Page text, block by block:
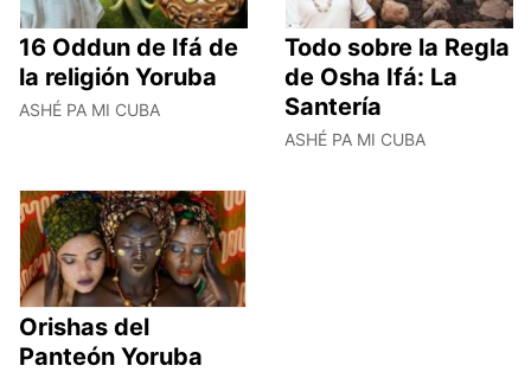
16 Oddun de Ifá de
la religión Yoruba
ASHÉ PA MI CUBA
Todo sobre la Regla
de Osha Ifá: La
Santería
ASHÉ PA MI CUBA
Orishas del
Panteón Yoruba